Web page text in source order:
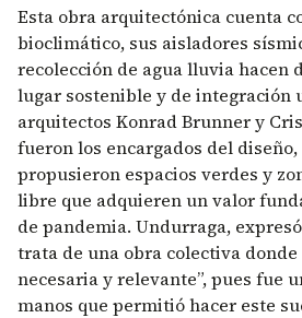
Esta obra arquitectónica cuenta
bioclimático, sus aisladores
recolección de agua lluvia hacen
lugar sostenible y de integración
arquitectos Konrad Brunner y
fueron los encargados del diseño,
propusieron espacios verdes y
libre que adquieren un valor
de pandemia. Undurraga,
trata de una obra colectiva donde
necesaria y relevante”, pues fue
manos que permitió hacer este